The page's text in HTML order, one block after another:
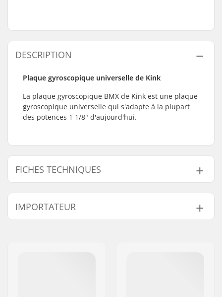
DESCRIPTION
Plaque gyroscopique universelle de Kink
La plaque gyroscopique BMX de Kink est une plaque
gyroscopique universelle qui s'adapte à la plupart
des potences 1 1/8" d'aujourd'hui.
FICHES TECHNIQUES
Gyro compatible:
Oui
Poids:
IMPORTATEUR